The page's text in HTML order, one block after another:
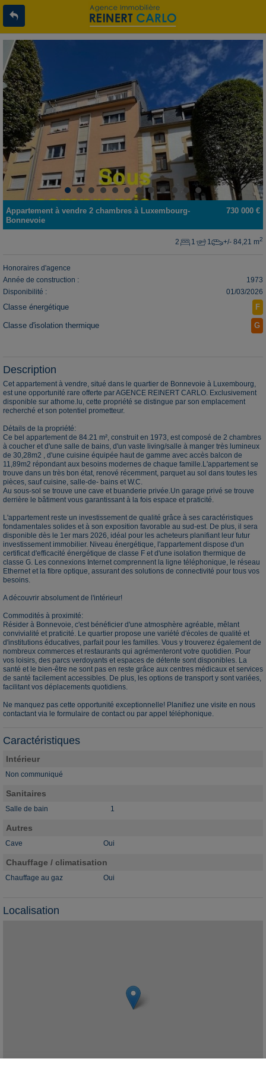
730 000 €
Appartement à vendre 2 chambres à Luxembourg-
Bonnevoie
2 1 1 +/- 84,21 m2
Honoraires d'agence
Année de construction :
1973
Disponibilité :
01/03/2026
Classe énergétique F
Classe d'isolation thermique G
Description
Cet appartement à vendre, situé dans le quartier de Bonnevoie à Luxembourg,
est une opportunité rare offerte par AGENCE REINERT CARLO. Exclusivement
disponible sur athome.lu, cette propriété se distingue par son emplacement
recherché et son potentiel prometteur.
Détails de la propriété:
Ce bel appartement de 84.21 m², construit en 1973, est composé de 2 chambres
à coucher et d'une salle de bains, d'un vaste living/salle à manger très lumineux
de 30,28m2 , d'une cuisine équipée haut de gamme avec accès balcon de
11,89m2 répondant aux besoins modernes de chaque famille.L'appartement se
trouve dans un très bon état, renové récemment, parquet au sol dans toutes les
pièces, sauf cuisine, salle-de- bains et W.C.
Au sous-sol se trouve une cave et buanderie privée.Un garage privé se trouve
derrière le bâtiment vous garantissant à la fois espace et praticité.
L'appartement reste un investissement de qualité grâce à ses caractéristiques
fondamentales solides et à son exposition favorable au sud-est. De plus, il sera
disponible dès le 1er mars 2026, idéal pour les acheteurs planifiant leur futur
investissement immobilier. Niveau énergétique, l'appartement dispose d'un
certificat d'efficacité énergétique de classe F et d'une isolation thermique de
classe G. Les connexions Internet comprennent la ligne téléphonique, le réseau
Ethernet et la fibre optique, assurant des solutions de connectivité pour tous vos
besoins.
A découvrir absolument de l'intérieur!
Commodités à proximité:
Résider à Bonnevoie, c'est bénéficier d'une atmosphère agréable, mêlant
convivialité et praticité. Le quartier propose une variété d'écoles de qualité et
d'institutions éducatives, parfait pour les familles. Vous y trouverez également de
nombreux commerces et restaurants qui agrémenteront votre quotidien. Pour
vos loisirs, des parcs verdoyants et espaces de détente sont disponibles. La
santé et le bien-être ne sont pas en reste grâce aux centres médicaux et services
de santé facilement accessibles. De plus, les options de transport y sont variées,
facilitant vos déplacements quotidiens.
Ne manquez pas cette opportunité exceptionnelle! Planifiez une visite en nous
contactant via le formulaire de contact ou par appel téléphonique.
Caractéristiques
Intérieur
Non communiqué
Sanitaires
Salle de bain 1
Autres
Cave Oui
Chauffage / climatisation
Chauffage au gaz Oui
Localisation